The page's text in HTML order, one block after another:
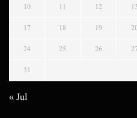
10 11 12 13
17 18 19
24 25 26
31
« Jul